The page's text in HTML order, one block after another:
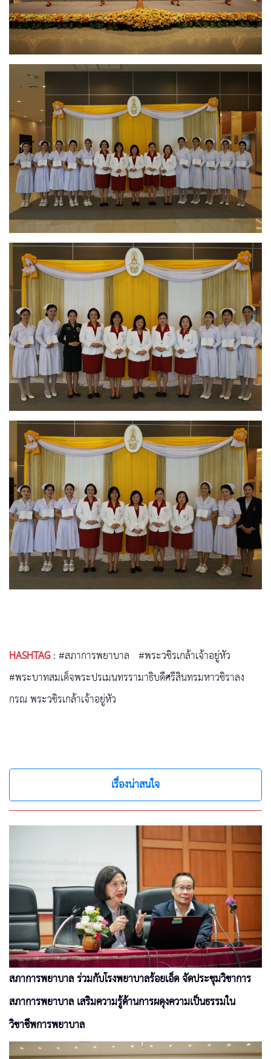
HASHTAG:#สภาการพยาบาล #พระวชิรเกล้าเจ้าอยู่หัว
#พระบาทสมเด็จพระปรเมนทรรามาธิบดีศรีสินทรมหาวชิราลง
กรณ พระวชิรเกล้าเจ้าอยู่หัว
เรื่องน่าสนใจ
สภาการพยาบาล ร่วมกับโรงพยาบาลร้อยเอ็ด จัดประชุมวิชาการ
สภาการพยาบาล เสริมความรู้ด้านการผดุงความเป็นธรรมใน
วิชาชีพการพยาบาล